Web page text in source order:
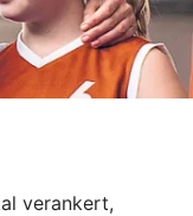
verankert,